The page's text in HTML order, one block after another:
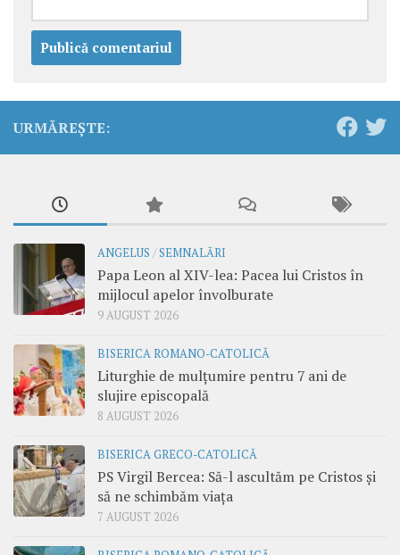
URMĂREȘTE:
ANGELUS /SEMNALĂRI
Papa Leon al XIV-lea: Pacea lui Cristos în
mijlocul apelor învolburate
9 AUGUST 2026
BISERICA ROMANO-CATOLICĂ
Liturghie de mulțumire pentru 7 ani de
slujire episcopală
8 AUGUST 2026
BISERICA GRECO-CATOLICĂ
PS Virgil Bercea: Să-l ascultăm pe Cristos și
să ne schimbăm viața
7 AUGUST 2026